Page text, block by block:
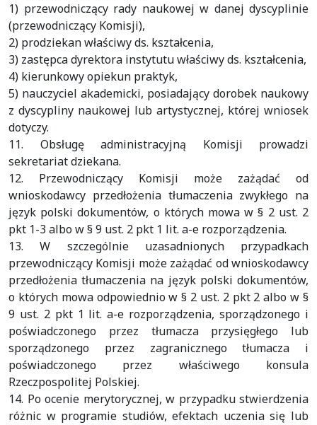
1) przewodniczący rady naukowej w danej dyscyplinie
(przewodniczący Komisji),
2) prodziekan właściwy ds. kształcenia,
3) zastępca dyrektora instytutu właściwy ds. kształcenia,
4) kierunkowy opiekun praktyk,
5) nauczyciel akademicki, posiadający dorobek naukowy
z dyscypliny naukowej lub artystycznej, której wniosek
dotyczy.
11. Obsługę administracyjną Komisji prowadzi
sekretariat dziekana.
12. Przewodniczący Komisji może zażądać od
wnioskodawcy przedłożenia tłumaczenia zwykłego na
język polski dokumentów, o których mowa w § 2 ust. 2
pkt 1-3 albo w § 9 ust. 2 pkt 1 lit. a-e rozporządzenia.
13. W szczególnie uzasadnionych przypadkach
przewodniczący Komisji może zażądać od wnioskodawcy
przedłożenia tłumaczenia na język polski dokumentów,
o których mowa odpowiednio w § 2 ust. 2 pkt 2 albo w §
9 ust. 2 pkt 1 lit. a-e rozporządzenia, sporządzonego i
poświadczonego przez tłumacza przysięgłego lub
sporządzonego przez zagranicznego tłumacza i
poświadczonego przez właściwego konsula
Rzeczpospolitej Polskiej.
14. Po ocenie merytorycznej, w przypadku stwierdzenia
różnic w programie studiów, efektach uczenia się lub